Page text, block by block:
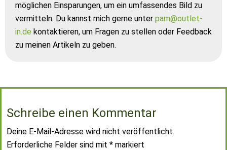
möglichen Einsparungen, um ein umfassendes Bild zu
vermitteln. Du kannst mich gerne unter pam@outlet-
in.de kontaktieren, um Fragen zu stellen oder Feedback
zu meinen Artikeln zu geben.
Schreibe einen Kommentar
Deine E-Mail-Adresse wird nicht veröffentlicht.
Erforderliche Felder sind mit * markiert